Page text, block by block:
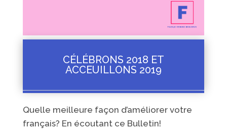
CÉLÉBRONS 2018 ET
ACCEUILLONS 2019
Quelle meilleure façon d’améliorer votre
français? En écoutant ce Bulletin!